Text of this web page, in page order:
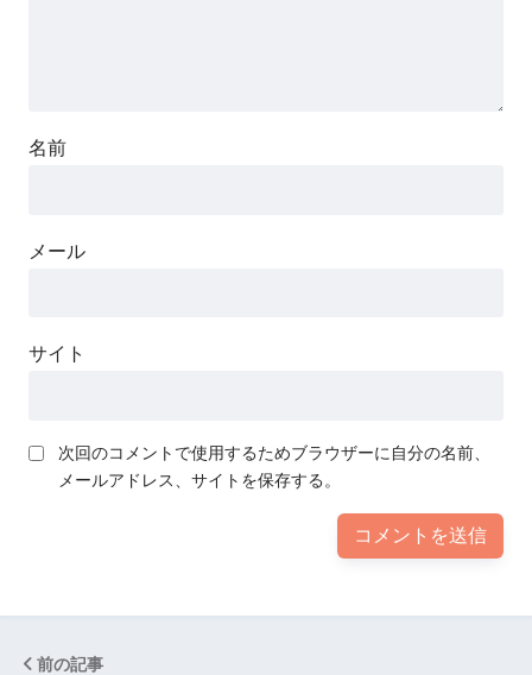
名前
メール
サイト
次回のコメントで使用するためブラウザーに自分の名前、
メールアドレス、サイトを保存する。
前の記事